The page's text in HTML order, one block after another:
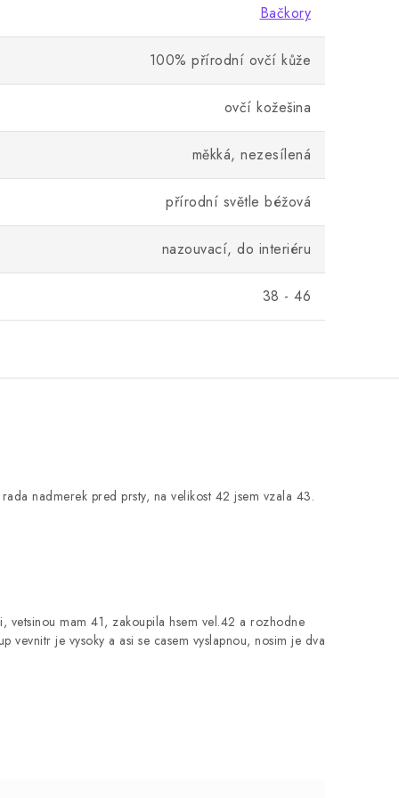
Bačkory
100% přírodní ovčí kůže
ovčí kožešina
měkká, nezesílená
přírodní světle béžová
nazouvací, do interiéru
38 - 46
nadmerek pred prsty, na velikost 42 jsem vzala 43.
vetsinou mam 41, zakoupila hsem vel.42 a rozhodne
vevnitr je vysoky a asi se casem vyslapnou, nosim je dva